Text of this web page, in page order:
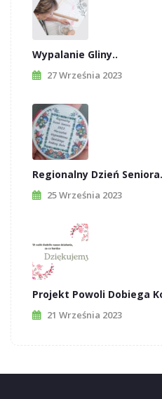
Wypalanie Gliny..
27 Września 2023
Regionalny Dzień
25 Września 2023
Projekt Powoli Dobiega
21 Września 2023